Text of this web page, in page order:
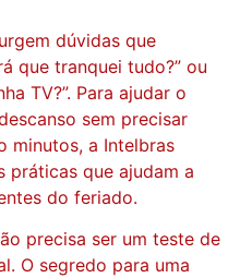
dúvidas que
que tranquei tudo?” ou
TV?”. Para ajudar o
sem precisar
minutos, a Intelbras
práticas que ajudam a
do feriado.
precisa ser um teste de
O segredo para uma